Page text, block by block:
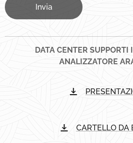
Invia
DATA CENTER SUPPORTI
ANALIZZATORE
CARTELLO DA